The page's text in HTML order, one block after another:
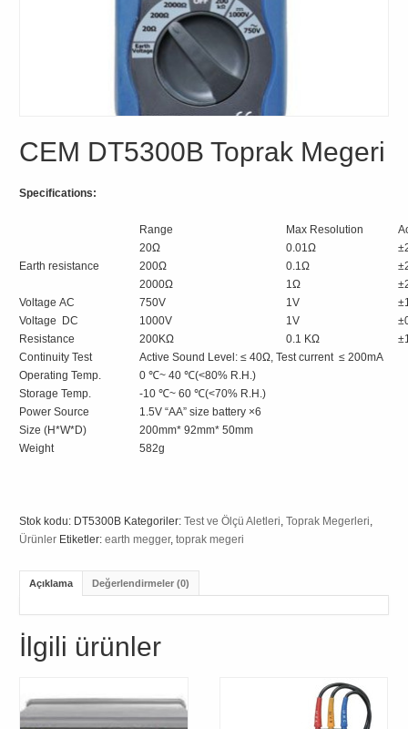
CEM DT5300B Toprak Megeri
Specifications:
Range Max Resolution
Earth resistance
20Ω 0.01Ω
200Ω
0.1Ω
2000Ω
1Ω
Voltage AC
750V 1V
Voltage DC
1000V 1V
Resistance
200KΩ 0.1 KΩ
Continuity Test
Active Sound Level: ≤ 40Ω, Test current ≤ 200mA
Operating Temp.
0 ℃~ 40 ℃(<80% R.H.)
Storage Temp.
-10 ℃~ 60 ℃(<70% R.H.)
Power Source
1.5V “AA” size battery ×6
Size (H*W*D)
200mm* 92mm* 50mm
Weight
582g
Stok kodu: DT5300B Kategoriler:Test ve Ölçü Aletleri ,Toprak Megerleri
Ürünler Etiketler:earth megger,toprak megeri
Açıklama Değerlendirmeler (0)
İlgili ürünler